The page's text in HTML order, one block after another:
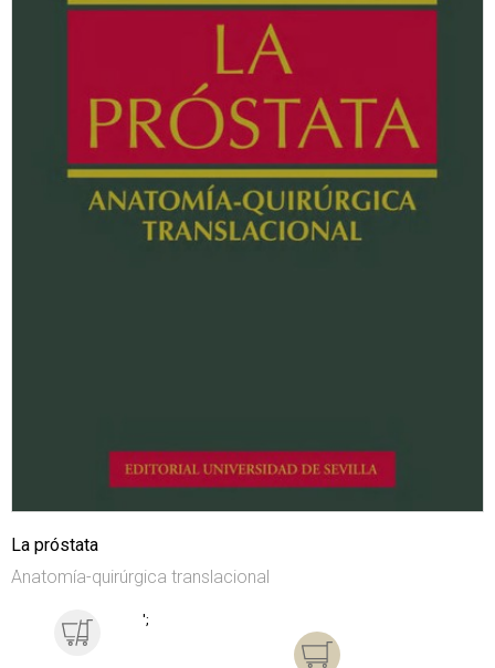
La próstata
Anatomía-quirúrgica translacional
';